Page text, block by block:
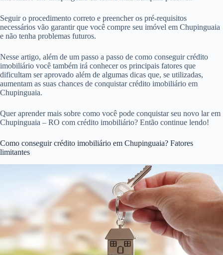
Seguir o procedimento correto e preencher os pré-requisitos
necessários vão garantir que você compre seu imóvel em Chupinguaia
e não tenha problemas futuros.
Nesse artigo, além de um passo a passo de como conseguir crédito
imobiliário você também irá conhecer os principais fatores que
dificultam ser aprovado além de algumas dicas que, se utilizadas,
aumentam as suas chances de conquistar crédito imobiliário em
Chupinguaia.
Quer aprender mais sobre como você pode conquistar seu novo lar em
Chupinguaia – RO com crédito imobiliário? Então continue lendo!
Como conseguir crédito imobiliário em Chupinguaia? Fatores
limitantes